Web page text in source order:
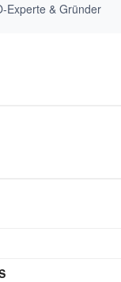
Experte & Gründer